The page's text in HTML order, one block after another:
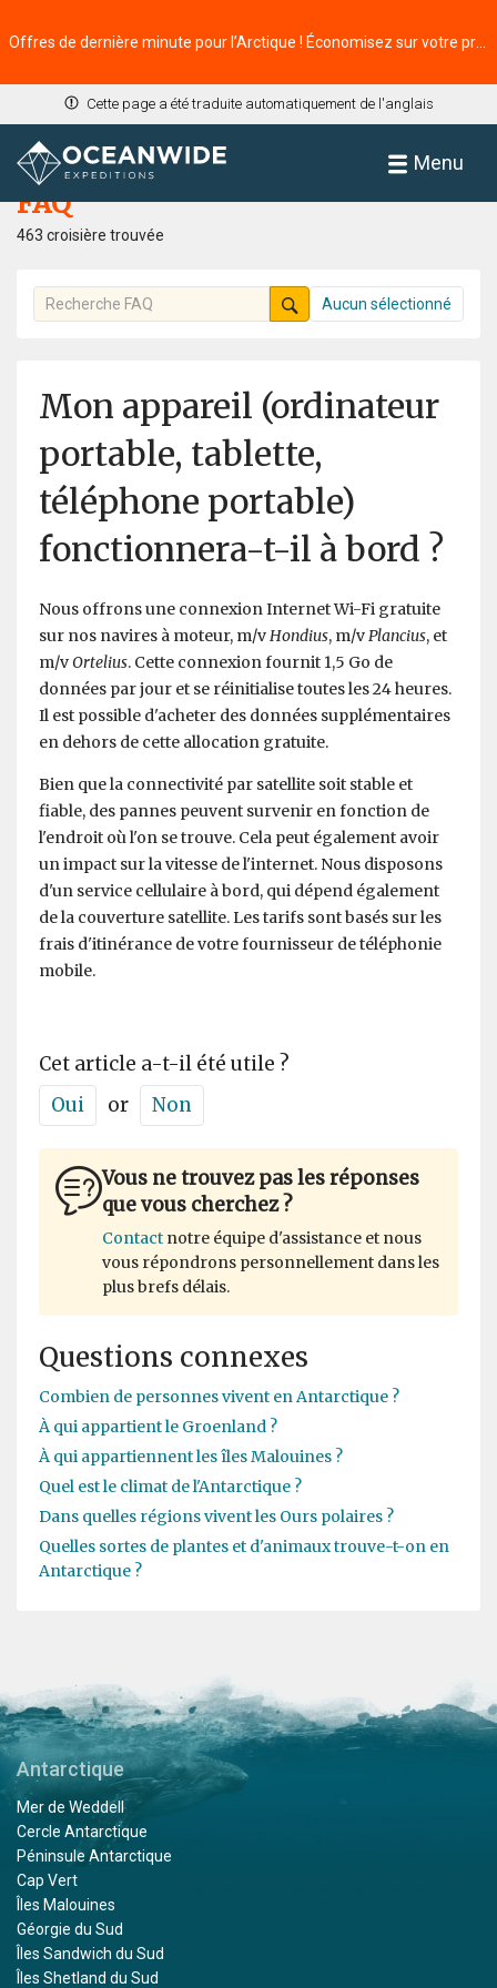
Cette page a été traduite automatiquement de l'anglais
Menu
Accueil
FAQ
463 croisière trouvée
Aucun sélectionné
Mon appareil (ordinateur
portable, tablette,
téléphone portable)
fonctionnera-t-il à bord ?
Nous offrons une connexion Internet Wi-Fi gratuite
sur nos navires à moteur, m/vHondius, m/vPlancius, et
m/vOrtelius. Cette connexion fournit 1,5 Go de
données par jour et se réinitialise toutes les 24 heures.
Il est possible d'acheter des données supplémentaires
en dehors de cette allocation gratuite.
Bien que la connectivité par satellite soit stable et
fiable, des pannes peuvent survenir en fonction de
l'endroit où l'on se trouve. Cela peut également avoir
un impact sur la vitesse de l'internet. Nous disposons
d'un service cellulaire à bord, qui dépend également
de la couverture satellite. Les tarifs sont basés sur les
frais d'itinérance de votre fournisseur de téléphonie
mobile.
Cet article a-t-il été utile ?
Oui
or Non
Vous ne trouvez pas les réponses
que vous cherchez ?
Contact notre équipe d'assistance et nous
vous répondrons personnellement dans les
plus brefs délais.
Questions connexes
Combien de personnes vivent en Antarctique ?
À qui appartient le Groenland ?
À qui appartiennent les îles Malouines ?
Quel est le climat de l'Antarctique ?
Dans quelles régions vivent les Ours polaires ?
Quelles sortes de plantes et d'animaux trouve-t-on en
Antarctique ?
Antarctique
Mer de Weddell
Cercle Antarctique
Péninsule Antarctique
Cap Vert
Îles Malouines
Géorgie du Sud
Îles Sandwich du Sud
Îles Shetland du Sud